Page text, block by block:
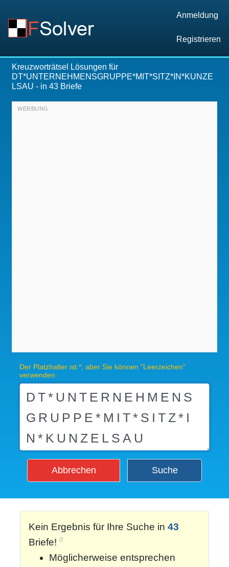
Anmeldung
Registrieren
Kreuzworträtsel Lösungen für
DT*UNTERNEHMENSGRUPPE*MIT*SITZ*IN*KUNZE
LSAU - in 43 Briefe
Der Platzhalter ist *, aber Sie können "Leerzeichen"
verwenden
Abbrechen Suche
Kein Ergebnis für Ihre Suche in 43
Briefe! 0
Möglicherweise entsprechen